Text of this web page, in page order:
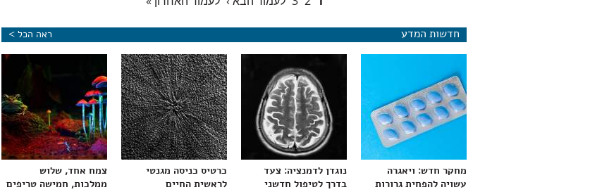
חדשות המדע ראה הכל >
מחקר חדש: ויאגרה
עשויה להפחית גרורות
נוגדן לדמנציה: צעד
בדרך לטיפול חדשני
כרטיס כניסה מגנטי
לראשית החיים
צמח אחד, שלוש
ממלכות, חמישה טריפים